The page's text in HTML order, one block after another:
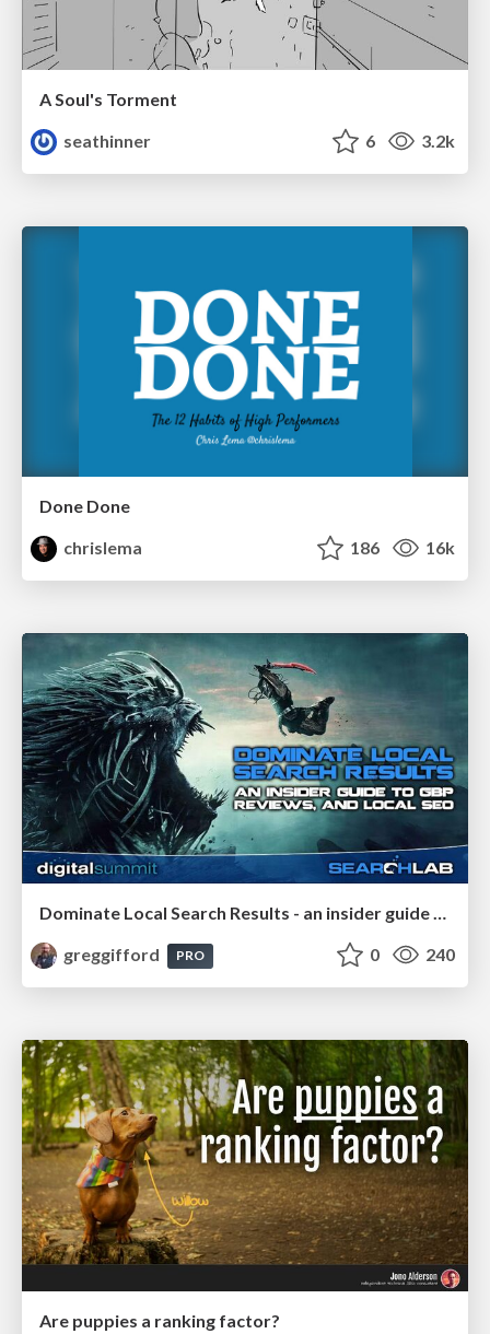
A Soul's Torment
seathinner
6 3.2k
Done Done
chrislema
186 16k
Dominate Local Search Results - an insider guide to GBP, reviews, and Local SEO
greggifford
PRO 0 240
Are puppies a ranking factor?